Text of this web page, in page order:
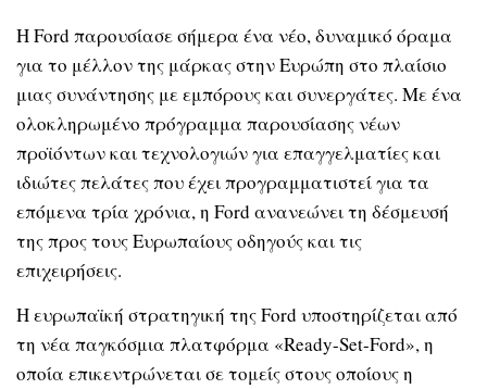
Η Ford παρουσίασε σήμερα ένα νέο, δυναμικό όραμα
για το μέλλον της μάρκας στην Ευρώπη στο πλαίσιο
μιας συνάντησης με εμπόρους και συνεργάτες. Με ένα
ολοκληρωμένο πρόγραμμα παρουσίασης νέων
προϊόντων και τεχνολογιών για επαγγελματίες και
ιδιώτες πελάτες που έχει προγραμματιστεί για τα
επόμενα τρία χρόνια, η Ford ανανεώνει τη δέσμευσή
της προς τους Ευρωπαίους οδηγούς και τις
επιχειρήσεις.
Η ευρωπαϊκή στρατηγική της Ford υποστηρίζεται από
τη νέα παγκόσμια πλατφόρμα «Ready-Set-Ford», η
οποία επικεντρώνεται σε τομείς στους οποίους η